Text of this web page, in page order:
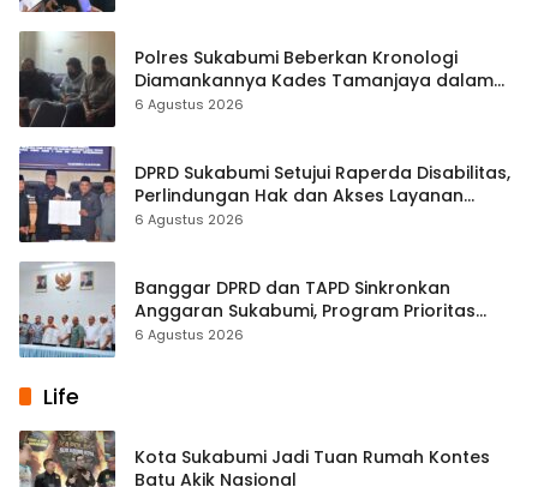
Polres Sukabumi Beberkan Kronologi
Diamankannya Kades Tamanjaya dalam
Kasus Sabu
6 Agustus 2026
DPRD Sukabumi Setujui Raperda Disabilitas,
Perlindungan Hak dan Akses Layanan
Diperkuat
6 Agustus 2026
Banggar DPRD dan TAPD Sinkronkan
Anggaran Sukabumi, Program Prioritas
hingga Pendapatan Dibahas
6 Agustus 2026
Life
Kota Sukabumi Jadi Tuan Rumah Kontes
Batu Akik Nasional